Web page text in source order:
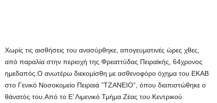
Χωρίς τις αισθήσεις του ανασύρθηκε, απογευματινές ώρες χθες,
από παραλία στην περιοχή της Φρεαττύδας Πειραϊκής, 64χρονος
ημεδαπός.Ο ανωτέρω διεκομίσθη με ασθενοφόρο όχημα του ΕΚΑΒ
στο Γενικό Νοσοκομείο Πειραιά ”ΤΖΑΝΕΙΟ”, όπου διαπιστώθηκε ο
θάνατός του.Από το Ε’ Λιμενικό Τμήμα Ζέας του Κεντρικού